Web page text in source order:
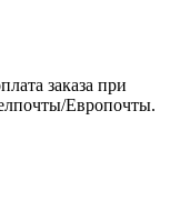
заказа при
Европочты.